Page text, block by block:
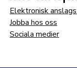
Elektronisk
Jobba hos oss
Sociala medier